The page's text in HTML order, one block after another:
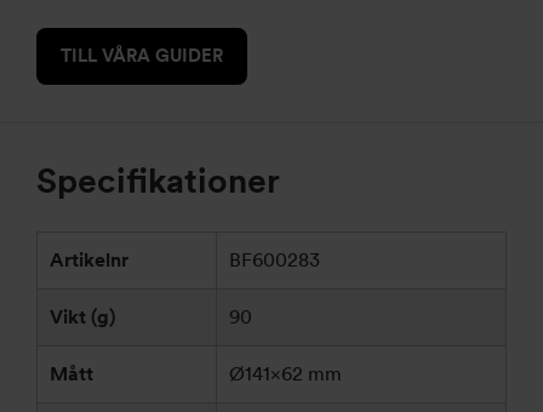
TILL VÅRA GUIDER
Specifikationer
Artikelnr BF600283
Vikt (g) 90
Mått Ø141×62 mm